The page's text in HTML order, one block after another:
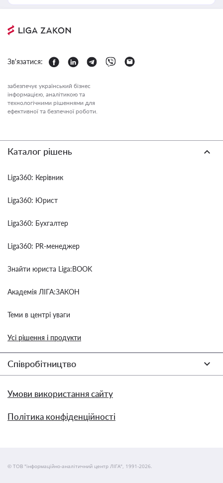
Зв'язатися:
забезпечує український бізнес
інформацією, аналітикою та
технологічними рішеннями для
ефективної та безпечної роботи.
Каталог рішень
Liga360: Керівник
Liga360: Юрист
Liga360: Бухгалтер
Liga360: PR-менеджер
Знайти юриста Liga:BOOK
Академія ЛІГА:ЗАКОН
Теми в центрі уваги
Усі рішення і продукти
Співробітництво
Умови використання сайту
Політика конфіденційності
© ТОВ "інформаційно-аналітичний центр ЛІГА", 1991-2026.